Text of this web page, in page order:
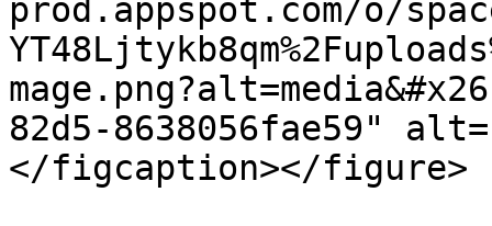
prod.appspot.com/o/
82d5-8638056fae59"
</figcaption></figure>